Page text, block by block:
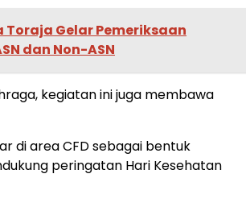
Toraja Gelar Pemeriksaan
dan Non-ASN
kegiatan ini juga membawa
di area CFD sebagai bentuk
peringatan Hari Kesehatan